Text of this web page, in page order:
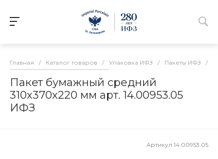
Главная / Каталог товаров / Упаковка ИФЗ / Пакеты ИФЗ /
Пакет бумажный средний
310х370х220 мм арт. 14.00953.05
ИФЗ
Артикул 14.00953.05